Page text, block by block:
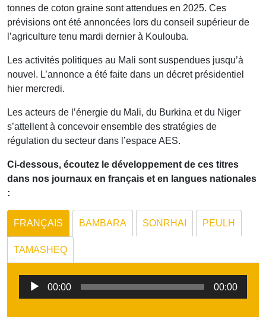
tonnes de coton graine sont attendues en 2025. Ces
prévisions ont été annoncées lors du conseil supérieur de
l’agriculture tenu mardi dernier à Koulouba.
Les activités politiques au Mali sont suspendues jusqu’à
nouvel. L’annonce a été faite dans un décret présidentiel
hier mercredi.
Les acteurs de l’énergie du Mali, du Burkina et du Niger
s’attellent à concevoir ensemble des stratégies de
régulation du secteur dans l’espace AES.
Ci-dessous, écoutez le développement de ces titres
dans nos journaux en français et en langues nationales
:
FRANÇAIS BAMBARA SONRHAI PEULH
TAMASHEQ
Lecteur
00:00 00:00